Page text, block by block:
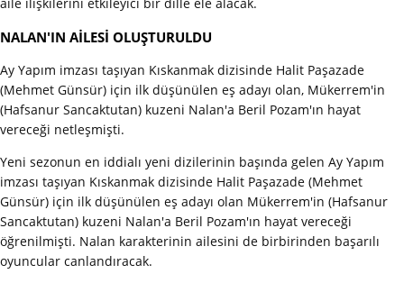
NALAN'IN AİLESİ OLUŞTURULDU
Ay Yapım imzası taşıyan Kıskanmak dizisinde Halit Paşazade
(Mehmet Günsür) için ilk düşünülen eş adayı olan, Mükerrem'in
(Hafsanur Sancaktutan) kuzeni Nalan'a Beril Pozam'ın hayat
vereceği netleşmişti.
Yeni sezonun en iddialı yeni dizilerinin başında gelen Ay Yapım
imzası taşıyan Kıskanmak dizisinde Halit Paşazade (Mehmet
Günsür) için ilk düşünülen eş adayı olan Mükerrem'in (Hafsanur
Sancaktutan) kuzeni Nalan'a Beril Pozam'ın hayat vereceği
öğrenilmişti. Nalan karakterinin ailesini de birbirinden başarılı
oyuncular canlandıracak.